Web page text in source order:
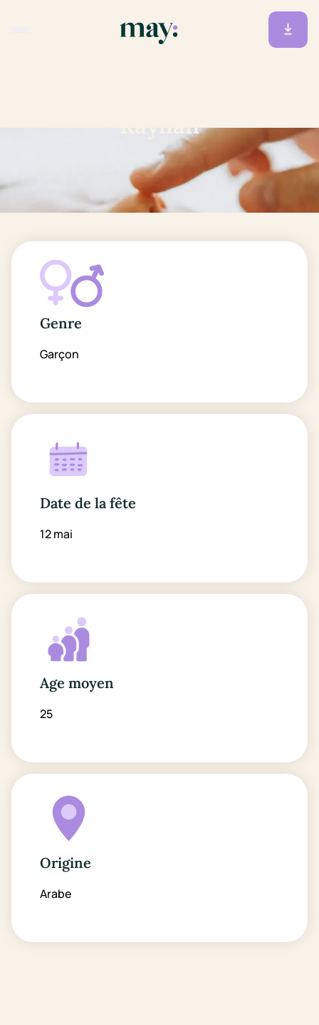
Rayhan
Genre
Garçon
Date de la fête
12 mai
Age moyen
25
Origine
Arabe